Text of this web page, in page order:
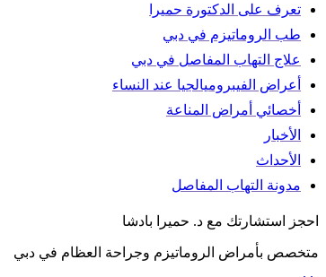
تعرف على الدكتورة حميرا
طب الروماتيزم في دبي
علاج التهاب المفاصل في دبي
أعراض الفيبروميالجيا عند النساء
أخصائي أمراض المناعة
الأخبار
الأحداث
مدونة التهاب المفاصل
احجز استشارتك مع د. حميرا بادشا
متخصص بأمراض الروماتيزم وجراحة العظام في دبي